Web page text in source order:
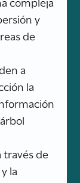
y
de
a
la
de
la